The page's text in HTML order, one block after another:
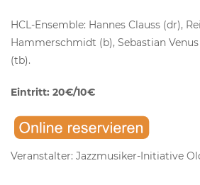
HCL-Ensemble: Hannes Clauss (dr),
Hammerschmidt (b), Sebastian
(tb).
Eintritt: 20€/10€
Veranstalter: Jazzmusiker-Initiative